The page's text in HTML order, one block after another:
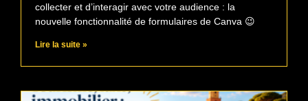
collecter et d’interagir avec votre audience : la
nouvelle fonctionnalité de formulaires de Canva 😉
Lire la suite »